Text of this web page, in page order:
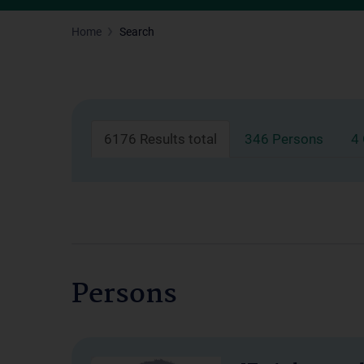
Home Search
6176 Results total 346 Persons 4
Persons